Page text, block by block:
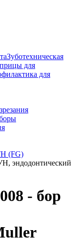
Зуботехническая
для
для
(FG)
эндодонтический
- бор